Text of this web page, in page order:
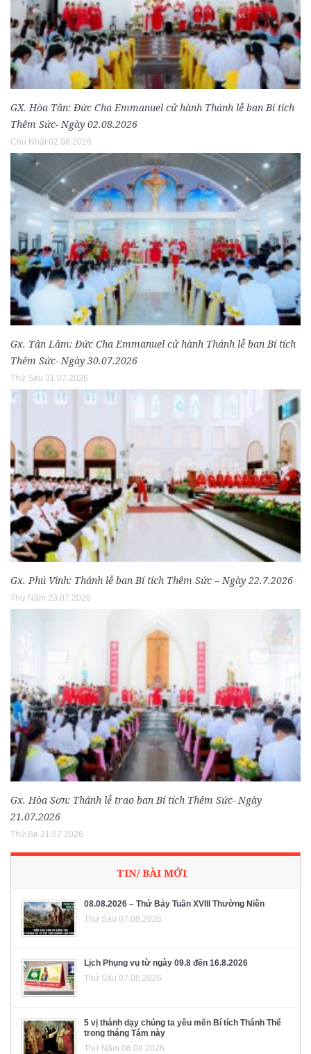
GX. Hòa Tân: Đức Cha Emmanuel cử hành Thánh lễ ban Bí tích
Thêm Sức- Ngày 02.08.2026
Chủ Nhật 02.08.2026
Gx. Tân Lâm: Đức Cha Emmanuel cử hành Thánh lễ ban Bí tích
Thêm Sức- Ngày 30.07.2026
Thứ Sáu 31.07.2026
Gx. Phú Vinh: Thánh lễ ban Bí tích Thêm Sức – Ngày 22.7.2026
Thứ Năm 23.07.2026
Gx. Hòa Sơn: Thánh lễ trao ban Bí tích Thêm Sức- Ngày
21.07.2026
Thứ Ba 21.07.2026
TIN/ BÀI MỚI
08.08.2026 – Thứ Bảy Tuần XVIII Thường Niên
Thứ Sáu 07.08.2026
Lịch Phụng vụ từ ngày 09.8 đến 16.8.2026
Thứ Sáu 07.08.2026
5 vị thánh dạy chúng ta yêu mến Bí tích Thánh Thể
trong tháng Tám này
Thứ Năm 06.08.2026